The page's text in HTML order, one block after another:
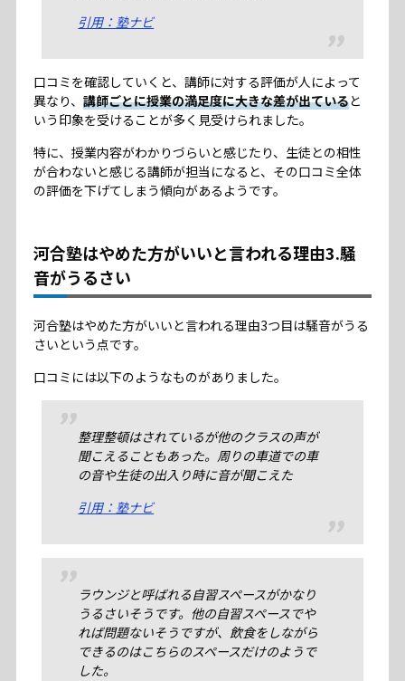
引用：塾ナビ
口コミを確認していくと、講師に対する評価が人によって
異なり、 講師ごとに授業の満足度に大きな差が出ていると
いう印象を受けることが多く見受けられました。
特に、授業内容がわかりづらいと感じたり、生徒との相性
が合わないと感じる講師が担当になると、その口コミ全体
の評価を下げてしまう傾向があるようです。
河合塾はやめた方がいいと言われる理由3.騒
音がうるさい
河合塾はやめた方がいいと言われる理由3つ目は騒音がうる
さいという点です。
口コミには以下のようなものがありました。
整理整頓はされているが他のクラスの声が
聞こえることもあった。周りの車道での車
の音や生徒の出入り時に音が聞こえた
引用：塾ナビ
ラウンジと呼ばれる自習スペースがかなり
うるさいそうです。他の自習スペースでや
れば問題ないそうですが、飲食をしながら
できるのはこちらのスペースだけのようで
した。